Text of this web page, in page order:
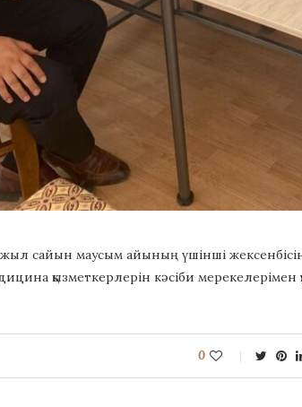
жыл сайын маусым айының үшінші
қызметкерлерін кәсіби мерекелерімен
0